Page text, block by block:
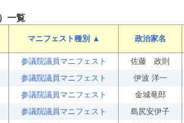
一覧
マニフェスト種別 ▲ 政治家名
参議院議員マニフェスト 佐藤 政則
参議院議員マニフェスト 伊波 洋一
参議院議員マニフェスト 金城竜郎
参議院議員マニフェスト 島尻安伊子